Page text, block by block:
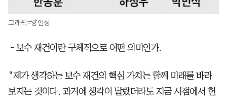
그래픽=양인성
－보수 재건이란 구체적으로 어떤 의미인가.
“제가 생각하는 보수 재건의 핵심 가치는 함께 미래를 바라
보자는 것이다. 과거에 생각이 달랐더라도 지금 시점에서 헌